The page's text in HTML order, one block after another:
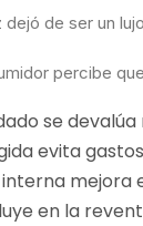
dejó de ser un
percibe
se devalúa
evita
en la